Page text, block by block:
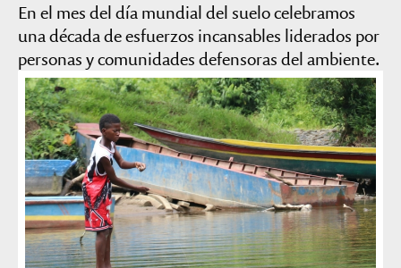
En el mes del día mundial del suelo celebramos
una década de esfuerzos incansables liderados por
personas y comunidades defensoras del ambiente.